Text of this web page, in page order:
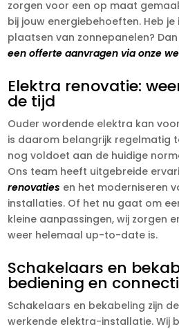
zorgen voor een op maat
bij jouw energiebehoeften. Heb
plaatsen van zonnepanelen?
een offerte aanvragen via onze
Elektra renovatie:
de tijd
Ouder wordende elektra kan
is daarom belangrijk regelmatig
nog voldoet aan de huidige
Ons team heeft uitgebreide
renovaties en het moderniseren
installaties. Of het nu gaat om
kleine aanpassingen, wij zorgen
weer helemaal up-to-date is.
Schakelaars en
bediening en
Schakelaars en bekabeling zijn
werkende elektra-installatie. Wij